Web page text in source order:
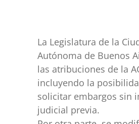
La Legislatura de la
Autónoma de Buenos
las atribuciones de la
incluyendo la
solicitar embargos sin
judicial previa.